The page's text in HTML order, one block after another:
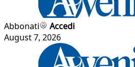
Abbonati
Accedi
August 7, 2026